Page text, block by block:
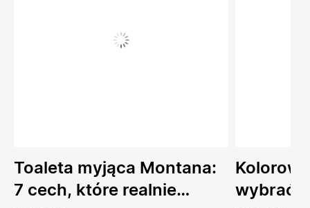
Toaleta myjąca Montana:
7 cech, które realnie
wybrać